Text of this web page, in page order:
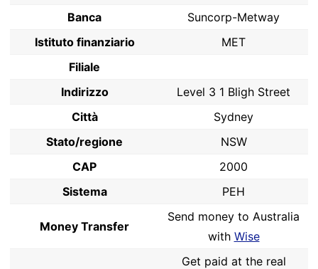
Banca
Suncorp-Metway
Istituto finanziario
MET
Filiale
Indirizzo
Level 3 1 Bligh Street
Città
Sydney
Stato/regione
NSW
CAP
2000
Sistema
PEH
Money Transfer
Send money to Australia
with Wise
Get paid at the real